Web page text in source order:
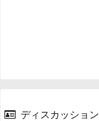
ディスカッション